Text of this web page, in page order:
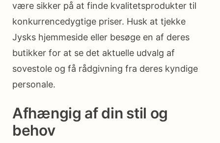
være sikker på at finde kvalitetsprodukter til
konkurrencedygtige priser. Husk at tjekke
Jysks hjemmeside eller besøge en af deres
butikker for at se det aktuelle udvalg af
sovestole og få rådgivning fra deres kyndige
personale.
Afhængig af din stil og
behov